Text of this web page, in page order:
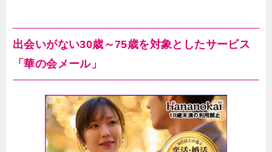
出会いがない30歳～75歳を対象としたサービス
「華の会メール」